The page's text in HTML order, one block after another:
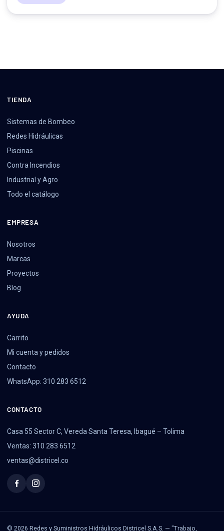
TIENDA
Sistemas de Bombeo
Redes Hidráulicas
Piscinas
Contra Incendios
Industrial y Agro
Todo el catálogo
EMPRESA
Nosotros
Marcas
Proyectos
Blog
AYUDA
Carrito
Mi cuenta y pedidos
Contacto
WhatsApp: 310 283 6512
CONTACTO
Casa 55 Sector C, Vereda Santa Teresa, Ibagué – Tolima
Ventas: 310 283 6512
ventas@districel.co
© 2026 Redes y Suministros Hidráulicos Districel S.A.S. — "Trabajo,